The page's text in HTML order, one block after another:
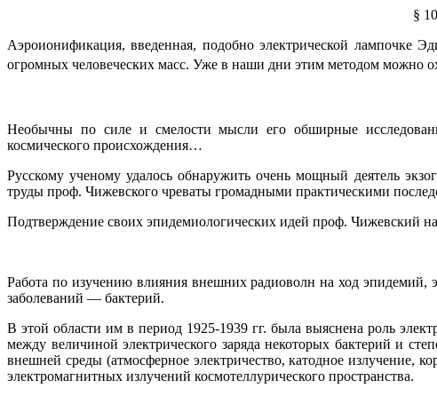
§
Аэроионификация, введенная, подобно электрической лампочке
огромных человеческих масс. Уже в наши дни этим методом можно
Необычны по силе и смелости мысли его обширные
космического происхождения…
Русскому ученому удалось обнаружить очень мощный деятель
труды проф. Чижевского чреваты громадными практическими
Подтверждение своих эпидемиологических идей проф. Чижевский
Работа по изучению влияния внешних радиоволн на ход эпидемий,
заболеваний — бактерий.
В этой области им в период 1925-1939 гг. была выяснена роль
между величиной электрического заряда некоторых бактерий и
внешней среды (атмосферное электричество, катодное излучение,
электромагнитных излучений космотеллурического пространства.